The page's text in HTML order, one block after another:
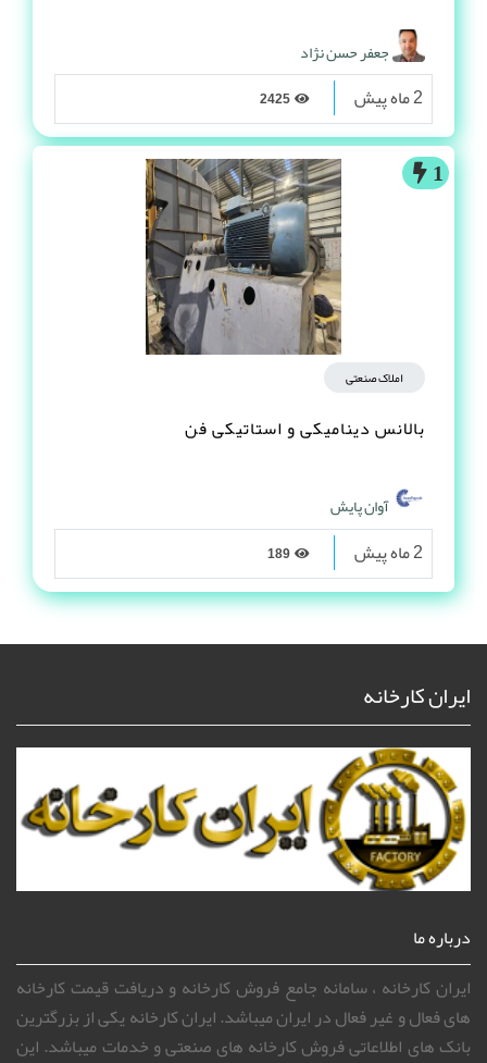
جعفر حسن نژاد
2 ماه پیش
1
املاک صنعتی
بالانس دینامیکی و استاتیکی فن
آوان پایش
2 ماه پیش
ایران کارخانه
درباره ما
ایران کارخانه ، سامانه جامع فروش کارخانه و دریافت قیمت کارخانه
های فعال و غیر فعال در ایران میباشد. ایران کارخانه یکی از بزرگترین
بانک های اطلاعاتی فروش کارخانه های صنعتی و خدمات میباشد. این